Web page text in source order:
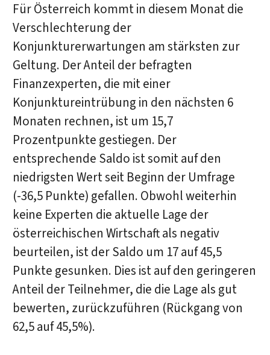
Für Österreich kommt in diesem Monat die
Verschlechterung der
Konjunkturerwartungen am stärksten zur
Geltung. Der Anteil der befragten
Finanzexperten, die mit einer
Konjunktureintrübung in den nächsten 6
Monaten rechnen, ist um 15,7
Prozentpunkte gestiegen. Der
entsprechende Saldo ist somit auf den
niedrigsten Wert seit Beginn der Umfrage
(-36,5 Punkte) gefallen. Obwohl weiterhin
keine Experten die aktuelle Lage der
österreichischen Wirtschaft als negativ
beurteilen, ist der Saldo um 17 auf 45,5
Punkte gesunken. Dies ist auf den geringeren
Anteil der Teilnehmer, die die Lage als gut
bewerten, zurückzuführen (Rückgang von
62,5 auf 45,5%).